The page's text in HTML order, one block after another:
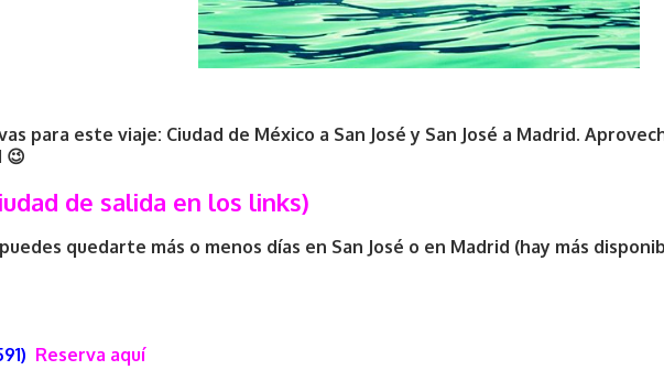
para este viaje: Ciudad de México a San José y San José a Madrid.
😉
de salida en los links)
quedarte más o menos días en San José o en Madrid (hay más
Reserva aquí